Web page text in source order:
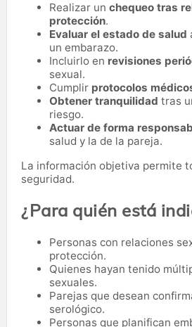
Realizar un chequeo tras
protección.
Evaluar el estado de salud
un embarazo.
Incluirlo en revisiones
sexual.
Cumplir protocolos
Obtener tranquilidad tras
riesgo.
Actuar de forma
salud y la de la pareja.
La información objetiva permite
seguridad.
¿Para quién está
Personas con relaciones
protección.
Quienes hayan tenido
sexuales.
Parejas que desean
serológico.
Personas que planifican